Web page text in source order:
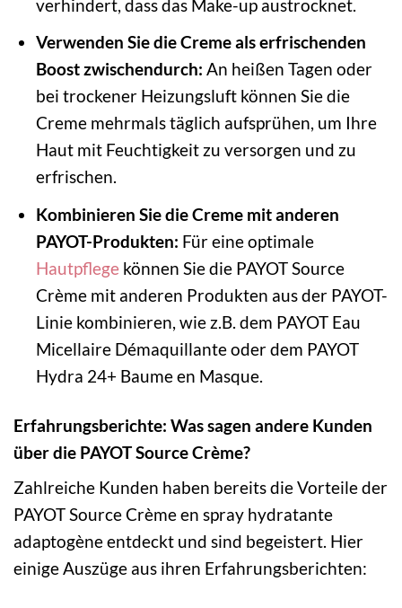
verhindert, dass das Make-up austrocknet.
Verwenden Sie die Creme als erfrischenden
Boost zwischendurch: An heißen Tagen oder
bei trockener Heizungsluft können Sie die
Creme mehrmals täglich aufsprühen, um Ihre
Haut mit Feuchtigkeit zu versorgen und zu
erfrischen.
Kombinieren Sie die Creme mit anderen
PAYOT-Produkten: Für eine optimale
Hautpflegekönnen Sie die PAYOT Source
Crème mit anderen Produkten aus der PAYOT-
Linie kombinieren, wie z.B. dem PAYOT Eau
Micellaire Démaquillante oder dem PAYOT
Hydra 24+ Baume en Masque.
Erfahrungsberichte: Was sagen andere Kunden
über die PAYOT Source Crème?
Zahlreiche Kunden haben bereits die Vorteile der
PAYOT Source Crème en spray hydratante
adaptogène entdeckt und sind begeistert. Hier
einige Auszüge aus ihren Erfahrungsberichten: